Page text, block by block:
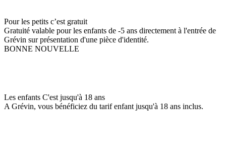
Pour les petits c’est gratuit
Gratuité valable pour les enfants de -5 ans directement à l'entrée de
Grévin sur présentation d'une pièce d'identité.
BONNE NOUVELLE
Les enfants C'est jusqu'à 18 ans
A Grévin, vous bénéficiez du tarif enfant jusqu'à 18 ans inclus.